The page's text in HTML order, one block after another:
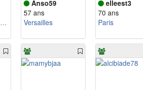
Le Plessis-Robinson
Anso59
57 ans
Versailles
elleest3
70 ans
Paris